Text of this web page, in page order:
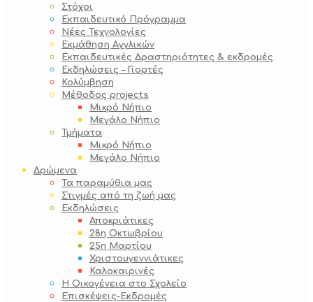
Στόχοι
Εκπαιδευτικό Πρόγραμμα
Νέες Τεχνολογίες
Εκμάθηση Αγγλικών
Εκπαιδευτικές Δραστηριότητες & εκδρομές
Εκδηλώσεις – Γιορτές
Κολύμβηση
Μέθοδος projects
Μικρό Νήπιο
Μεγάλο Νήπιο
Τμήματα
Μικρό Νήπιο
Μεγάλο Νήπιο
Δρώμενα
Τα παραμύθια μας
Στιγμές από τη ζωή μας
Εκδηλώσεις
Αποκριάτικες
28η Οκτωβρίου
25η Μαρτίου
Χριστουγεννιάτικες
Καλοκαιρινές
Η Οικογένεια στο Σχολείο
Επισκέψεις-Εκδρομές